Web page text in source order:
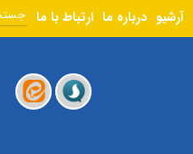
آرشیو درباره ما ارتباط با ما